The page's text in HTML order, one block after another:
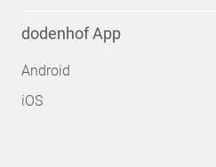
dodenhof App
Android
iOS